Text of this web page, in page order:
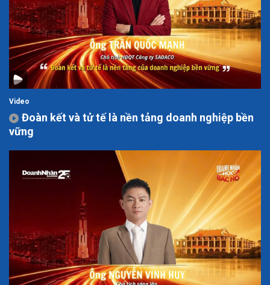
Video
Đoàn kết và tử tế là nền tảng doanh nghiệp bền
vững